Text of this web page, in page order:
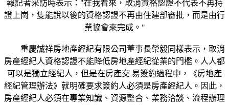
報記者采訪時表示："在我看來，取消資格認證不代表不再持
證上崗，隻能說以後的資格認證不再由住建部審批，而是由行
業協會來完成。"
重慶誠祥房地產經紀有限公司董事長榮毅同樣表示，取消
房產經紀人資格認證不能降低房地產經紀從業的門檻。人人都
可以是獨立經紀人，但是在房產交 易簽約過程中，《房地產
經紀管理辦法》就明確要求簽約人必須是房產經紀人。因此，
房產經紀人必須在專業知識、資源整合、業務洽談、流程辦理